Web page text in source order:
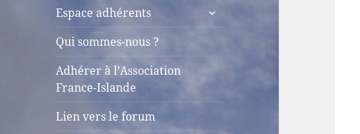
Espace adhérents
ouvrir
menu
Qui sommes-nous ?
Adhérer à l’Association
France-Islande
Lien vers le forum